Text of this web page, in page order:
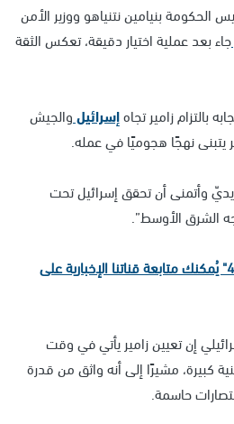
بنيامين نتنياهو ووزير الأمن
جاء بعد عملية اختيار دقيقة، تعكس الثقة
بالتزام زامير تجاهإسرائيلوالجيش
يتبنى نهجًا هجوميًا في عمله.
يديّ وأتمنى أن تحقق إسرائيل تحت
الشرق الأوسط”.
ولمتابعة كل ما يخص "عرب 48" يُمكنك متابعة قناتنا الإخبارية على
إن تعيين زامير يأتي في وقت
كبيرة، مشيرًا إلى أنه واثق من قدرة
حاسمة.